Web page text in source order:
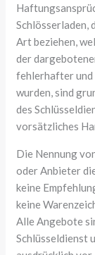
Schlösserladen,
Art beziehen,
der
fehlerhafter
wurden, sind
des
vorsätzliches
Die Nennung
oder Anbieter
keine
keine
Alle Angebote
Schlüsseldienst